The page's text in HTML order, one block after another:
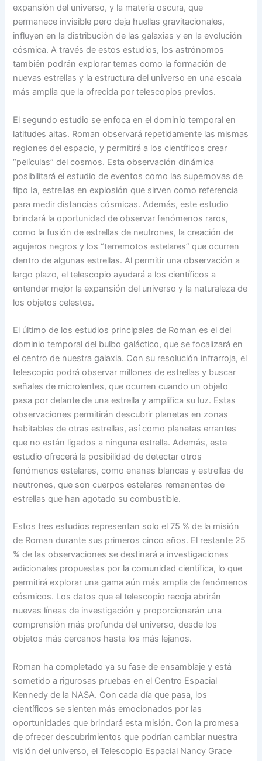
expansión del universo, y la materia oscura, que
permanece invisible pero deja huellas gravitacionales,
influyen en la distribución de las galaxias y en la evolución
cósmica. A través de estos estudios, los astrónomos
también podrán explorar temas como la formación de
nuevas estrellas y la estructura del universo en una escala
más amplia que la ofrecida por telescopios previos.
El segundo estudio se enfoca en el dominio temporal en
latitudes altas. Roman observará repetidamente las mismas
regiones del espacio, y permitirá a los científicos crear
“películas” del cosmos. Esta observación dinámica
posibilitará el estudio de eventos como las supernovas de
tipo Ia, estrellas en explosión que sirven como referencia
para medir distancias cósmicas. Además, este estudio
brindará la oportunidad de observar fenómenos raros,
como la fusión de estrellas de neutrones, la creación de
agujeros negros y los “terremotos estelares” que ocurren
dentro de algunas estrellas. Al permitir una observación a
largo plazo, el telescopio ayudará a los científicos a
entender mejor la expansión del universo y la naturaleza de
los objetos celestes.
El último de los estudios principales de Roman es el del
dominio temporal del bulbo galáctico, que se focalizará en
el centro de nuestra galaxia. Con su resolución infrarroja, el
telescopio podrá observar millones de estrellas y buscar
señales de microlentes, que ocurren cuando un objeto
pasa por delante de una estrella y amplifica su luz. Estas
observaciones permitirán descubrir planetas en zonas
habitables de otras estrellas, así como planetas errantes
que no están ligados a ninguna estrella. Además, este
estudio ofrecerá la posibilidad de detectar otros
fenómenos estelares, como enanas blancas y estrellas de
neutrones, que son cuerpos estelares remanentes de
estrellas que han agotado su combustible.
Estos tres estudios representan solo el 75 % de la misión
de Roman durante sus primeros cinco años. El restante 25
% de las observaciones se destinará a investigaciones
adicionales propuestas por la comunidad científica, lo que
permitirá explorar una gama aún más amplia de fenómenos
cósmicos. Los datos que el telescopio recoja abrirán
nuevas líneas de investigación y proporcionarán una
comprensión más profunda del universo, desde los
objetos más cercanos hasta los más lejanos.
Roman ha completado ya su fase de ensamblaje y está
sometido a rigurosas pruebas en el Centro Espacial
Kennedy de la NASA. Con cada día que pasa, los
científicos se sienten más emocionados por las
oportunidades que brindará esta misión. Con la promesa
de ofrecer descubrimientos que podrían cambiar nuestra
visión del universo, el Telescopio Espacial Nancy Grace